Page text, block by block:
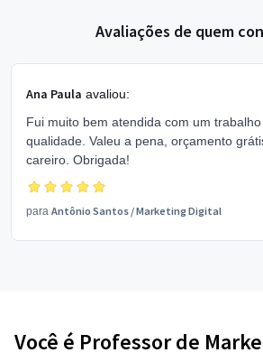
Avaliações de quem
Ana Paula avaliou:
Fui muito bem atendida com um
qualidade. Valeu a pena, orçamento
careiro. Obrigada!
para Antônio Santos /Marketing Digital
Você é Professor de